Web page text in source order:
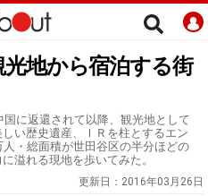
地から宿泊する街
に返還されて以降、観光地として
い歴史遺産、ＩＲを柱とするエン
・総面積が世田谷区の半分ほどの
溢れる現地を歩いてみた。
更新日： 2016年03月26日